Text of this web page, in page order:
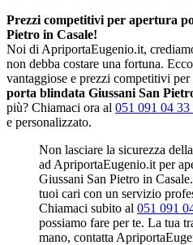
Prezzi competitivi per apertura
Pietro in Casale!
Noi di ApriportaEugenio.it,
non debba costare una fortuna.
vantaggiose e prezzi competitivi
porta blindata Giussani San
più? Chiamaci ora al 051 091 04 33
e personalizzato.
Non lasciare la sicurezza
ad ApriportaEugenio.it per
Giussani San Pietro in
tuoi cari con un servizio
Chiamaci subito al 051 091
possiamo fare per te. La tua
mano, contatta